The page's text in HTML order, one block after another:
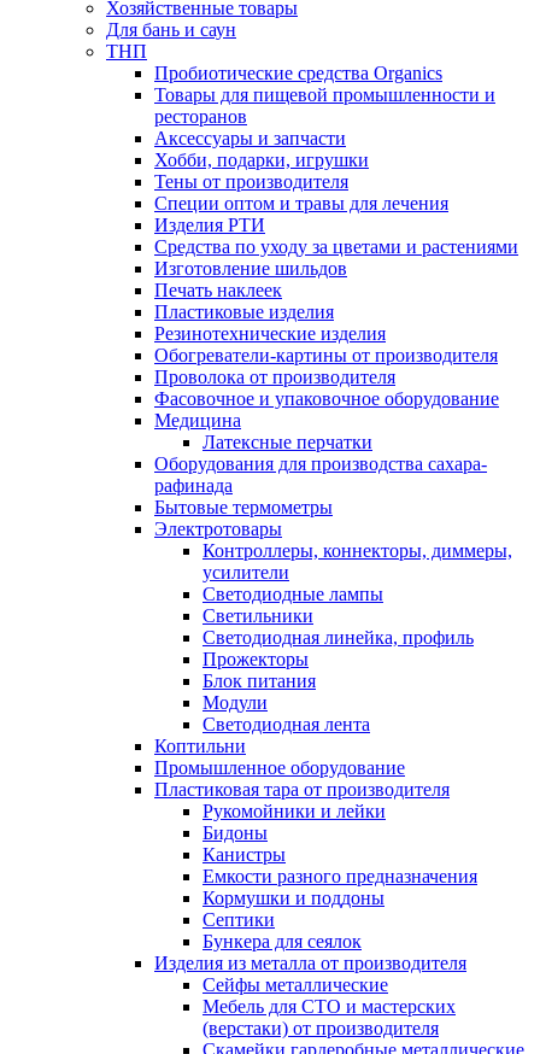
Хозяйственные товары
Для бань и саун
ТНП
Пробиотические средства Organics
Товары для пищевой промышленности и
ресторанов
Аксессуары и запчасти
Хобби, подарки, игрушки
Тены от производителя
Специи оптом и травы для лечения
Изделия РТИ
Средства по уходу за цветами и растениями
Изготовление шильдов
Печать наклеек
Пластиковые изделия
Резинотехнические изделия
Обогреватели-картины от производителя
Проволока от производителя
Фасовочное и упаковочное оборудование
Медицина
Латексные перчатки
Оборудования для производства сахара-
рафинада
Бытовые термометры
Электротовары
Контроллеры, коннекторы, диммеры,
усилители
Светодиодные лампы
Светильники
Светодиодная линейка, профиль
Прожекторы
Блок питания
Модули
Светодиодная лента
Коптильни
Промышленное оборудование
Пластиковая тара от производителя
Рукомойники и лейки
Бидоны
Канистры
Емкости разного предназначения
Кормушки и поддоны
Септики
Бункера для сеялок
Изделия из металла от производителя
Сейфы металлические
Мебель для СТО и мастерских
(верстаки) от производителя